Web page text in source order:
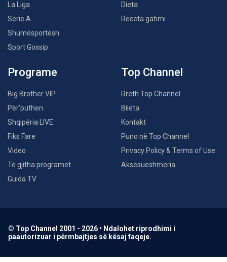
La Liga
Serie A
Shumësportësh
Sport Gossip
Dieta
Receta gatimi
Programe
Big Brother VIP
Për’puthen
Shqipëria LIVE
Fiks Fare
Video
Të gjitha programet
Guida TV
Top Channel
Rreth Top Channel
Bileta
Kontakt
Puno në Top Channel
Privacy Policy & Terms of Use
Aksesueshmëria
© Top Channel 2001 - 2026 • Ndalohet riprodhimi i
paautorizuar i përmbajtjes së kësaj faqeje.